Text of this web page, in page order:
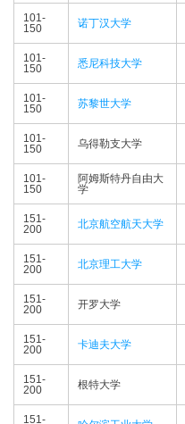
101-
150
诺丁汉大学
101-
150
悉尼科技大学
101-
150
苏黎世大学
101-
150
乌得勒支大学
101-
150
阿姆斯特丹自由大
学
151-
200
北京航空航天大学
151-
200
北京理工大学
151-
200
开罗大学
151-
200
卡迪夫大学
151-
200
根特大学
151-